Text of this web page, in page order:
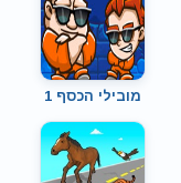
מובילי הכסף 1